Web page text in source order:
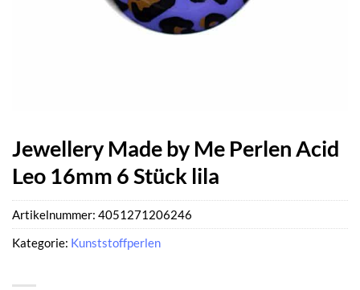
Jewellery Made by Me Perlen Acid
Leo 16mm 6 Stück lila
Artikelnummer: 4051271206246
Kategorie: Kunststoffperlen